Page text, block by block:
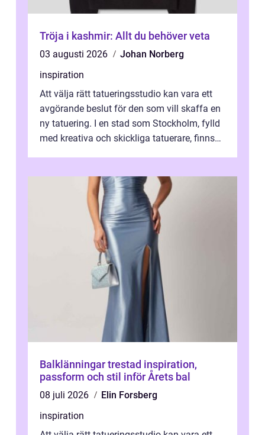
Tröja i kashmir: Allt du behöver veta
03 augusti 2026
Johan Norberg
inspiration
Att välja rätt tatueringsstudio kan vara ett
avgörande beslut för den som vill skaffa en
ny tatuering. I en stad som Stockholm, fylld
med kreativa och skickliga tatuerare, finns
Balklänningar trestad inspiration,
passform och stil inför Årets bal
08 juli 2026
Elin Forsberg
inspiration